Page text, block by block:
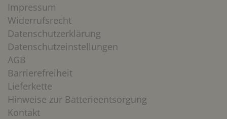
Impressum
Widerrufsrecht
Datenschutzerklärung
Datenschutzeinstellungen
AGB
Barrierefreiheit
Lieferkette
Hinweise zur Batterieentsorgung
Kontakt